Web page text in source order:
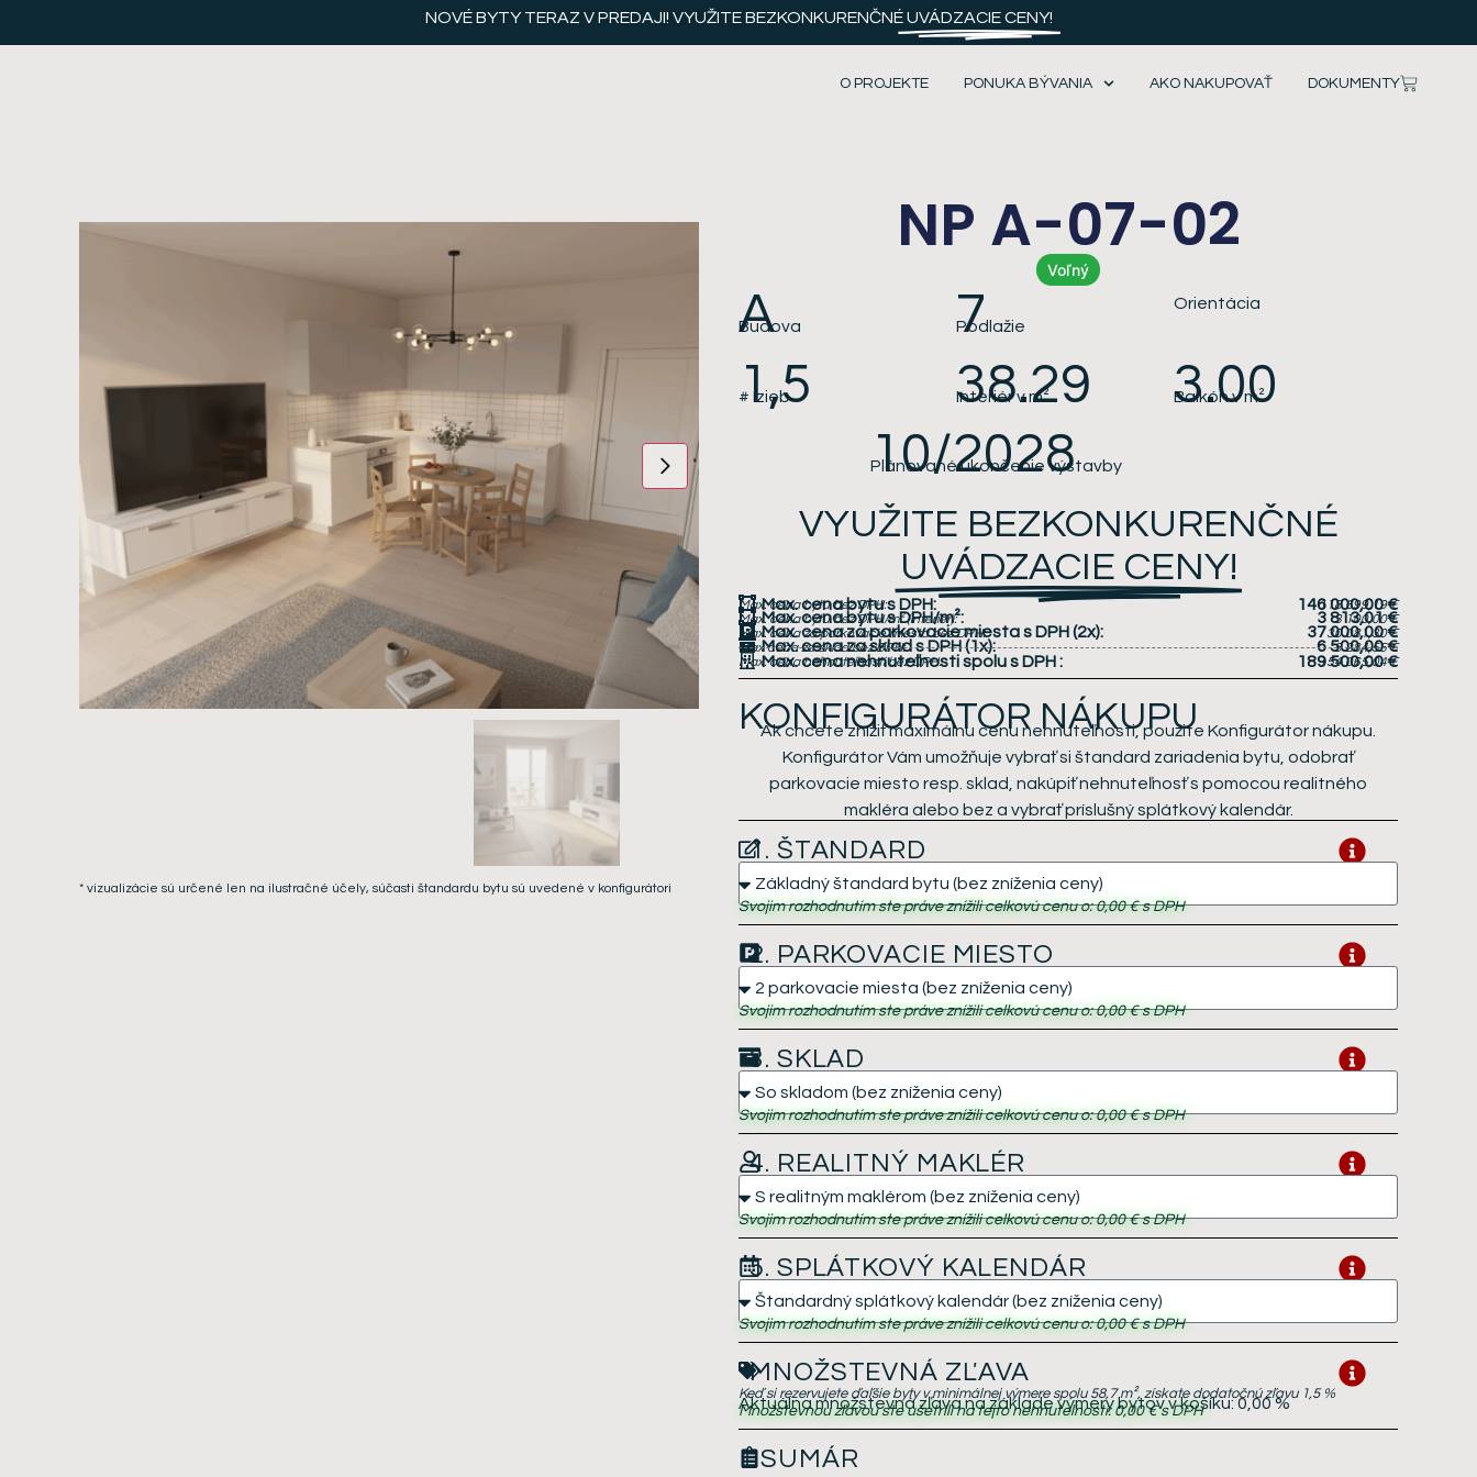
NOVÉ BYTY TERAZ V PREDAJI! VYUŽITE BEZKONKURENČNÉ UVÁDZACIE CENY!
O PROJEKTE PONUKA BÝVANIA AKO NAKUPOVAŤ DOKUMENTY
* vizualizácie sú určené len na ilustračné účely, súčasti štandardu bytu sú uvedené v konfigurátori
NP A-07-02
Voľný
A
Budova 7
Podlažie
Orientácia
1,5
# Izieb 38.29
Interiér v m² 3.00
Balkónv m²
10/2028
Plánované ukončenie výstavby
VYUŽITE BEZKONKURENČNÉ
UVÁDZACIE CENY!
Max. cena bytu s DPH: 146 000,00 €
Max. cena bytu bez DPH: 118 699,19 €
Max. cena bytu s DPH/m²: 3 813,01 €
Max. cena bytu bez DPH/m² (interiér): 3 100,00 €
Max. cena za parkovacie miesta s DPH(2x): 37 000,00 €
Max. cena za parkovacie miesta bez DPH: 30 081,30 €
Max. cena za sklad s DPH(1x): 6 500,00 €
Max cena za sklad bez DPH: 5 284,55 €
Max. cena nehnuteľnosti spolu s DPH: 189 500,00 €
Max. cena nehnuteľnosti bez DPH: 154 065,04 €
KONFIGURÁTOR NÁKUPU
Ak chcete znížiť maximálnu cenu nehnuteľnosti, použite Konfigurátor nákupu.
Konfigurátor Vám umožňuje vybrať si štandard zariadenia bytu, odobrať
parkovacie miesto resp. sklad, nakúpiť nehnuteľnosť s pomocou realitného
makléra alebo bez a vybrať príslušný splátkový kalendár.
1. ŠTANDARD
Svojim rozhodnutím ste práve znížili celkovú cenu o:0,00 €s DPH
2. PARKOVACIE MIESTO
Svojim rozhodnutím ste práve znížili celkovú cenu o:0,00 €s DPH
3. SKLAD
Svojim rozhodnutím ste práve znížili celkovú cenu o:0,00 €s DPH
4. REALITNÝ MAKLÉR
Svojim rozhodnutím ste práve znížili celkovú cenu o:0,00 €s DPH
5. SPLÁTKOVÝ KALENDÁR
Svojim rozhodnutím ste práve znížili celkovú cenu o:0,00 €s DPH
MNOŽSTEVNÁ ZĽAVA
Keď si rezervujete ďaľšie byty v minimálnej výmere spolu 58,7 m², získate dodatočnú zľavu 1,5 %
Aktuálna množstevná zľava na základe výmery bytov v košíku:0,00 %
Množstevnou zľavou ste ušetrili na tejto nehnuteľnosti: 0,00 €s DPH
SUMÁR